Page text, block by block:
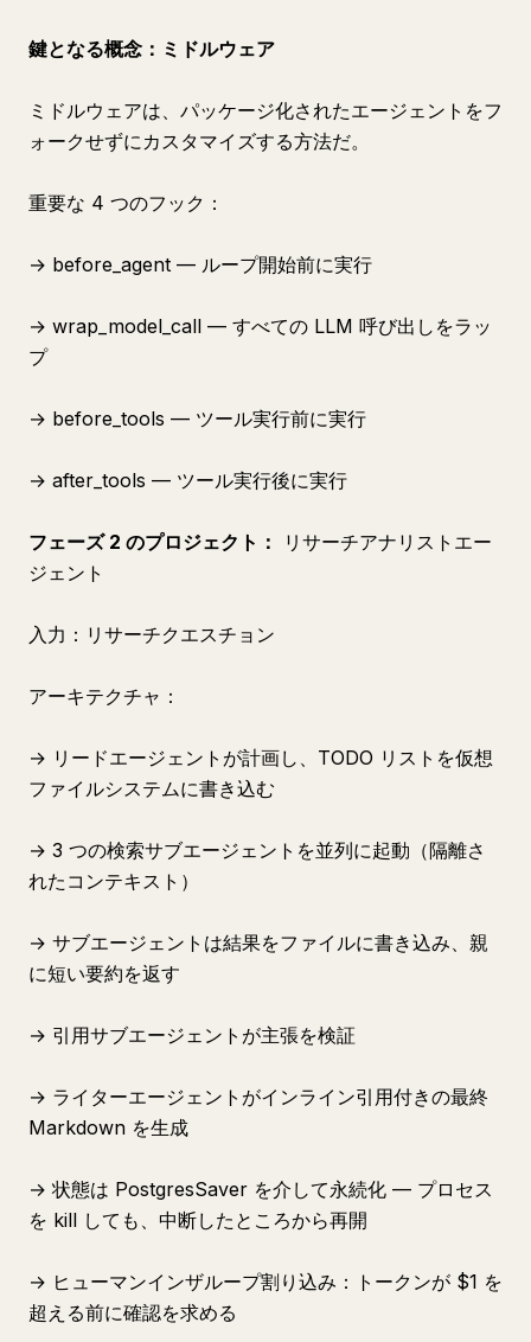
鍵となる概念：ミドルウェア
ミドルウェアは、パッケージ化されたエージェントをフ
ォークせずにカスタマイズする方法だ。
重要な 4 つのフック：
→ before_agent — ループ開始前に実行
→ wrap_model_call — すべての LLM 呼び出しをラッ
プ
→ before_tools — ツール実行前に実行
→ after_tools — ツール実行後に実行
フェーズ 2 のプロジェクト：
リサーチアナリストエー
ジェント
入力：リサーチクエスチョン
アーキテクチャ：
→ リードエージェントが計画し、TODO リストを仮想
ファイルシステムに書き込む
→ 3 つの検索サブエージェントを並列に起動（隔離さ
れたコンテキスト）
→ サブエージェントは結果をファイルに書き込み、親
に短い要約を返す
→ 引用サブエージェントが主張を検証
→ ライターエージェントがインライン引用付きの最終
Markdown を生成
→ 状態は PostgresSaver を介して永続化 — プロセス
を kill しても、中断したところから再開
→ ヒューマンインザループ割り込み：トークンが $1 を
超える前に確認を求める